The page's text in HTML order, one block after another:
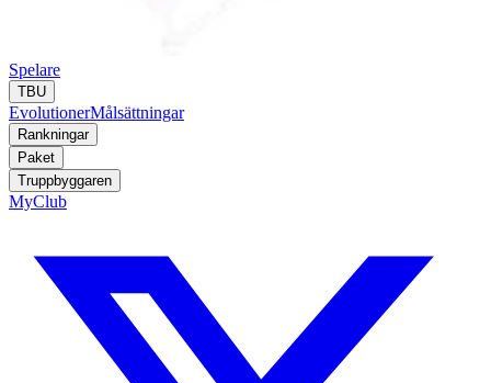
Spelare
TBU
EvolutionerMålsättningar
Rankningar
Paket
Truppbyggaren
MyClub